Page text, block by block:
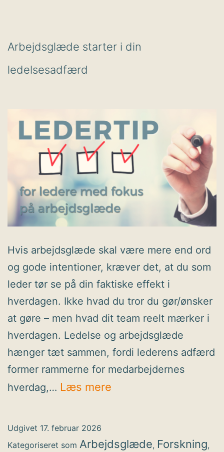
Arbejdsglæde starter i din
ledelsesadfærd
Hvis arbejdsglæde skal være mere end ord
og gode intentioner, kræver det, at du som
leder tør se på din faktiske effekt i
hverdagen. Ikke hvad du tror du gør/ønsker
at gøre – men hvad dit team reelt mærker i
hverdagen. Ledelse og arbejdsglæde
hænger tæt sammen, fordi lederens adfærd
former rammerne for medarbejdernes
hverdag,… Læs mere
din
Udgivet 17. februar 2026
Kategoriseret som Arbejdsglæde, Forskning,